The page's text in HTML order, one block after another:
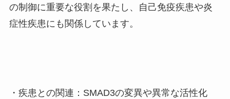
の制御に重要な役割を果たし、自己免疫疾患や炎
症性疾患にも関係しています。
・疾患との関連：SMAD3の変異や異常な活性化